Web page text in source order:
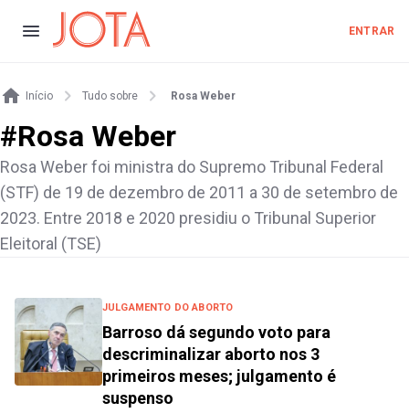
ENTRAR
Início Tudo sobre Rosa Weber
#Rosa Weber
Rosa Weber foi ministra do Supremo Tribunal Federal
(STF) de 19 de dezembro de 2011 a 30 de setembro de
2023. Entre 2018 e 2020 presidiu o Tribunal Superior
Eleitoral (TSE)
JULGAMENTO DO ABORTO
Barroso dá segundo voto para
descriminalizar aborto nos 3
primeiros meses; julgamento é
suspenso